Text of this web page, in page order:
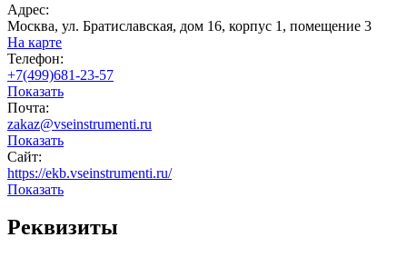
Адрес:
Москва, ул. Братиславская, дом 16, корпус 1, помещение 3
На карте
Телефон:
+7(499)681-23-57
Показать
Почта:
zakaz@vseinstrumenti.ru
Показать
Сайт:
https://ekb.vseinstrumenti.ru/
Показать
Реквизиты